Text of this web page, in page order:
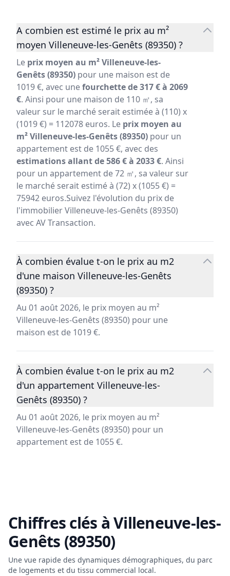
A combien est estimé le prix au m²
moyen Villeneuve-les-Genêts (89350) ?
Le prix moyen au m² Villeneuve-les-
Genêts (89350) pour une maison est de
1019 €, avec unefourchette de 317 € à 2069
€. Ainsi pour une maison de 110 ㎡, sa
valeur sur le marché serait estimée à (110) x
(1019 €) = 112078 euros. Le prix moyen au
m² Villeneuve-les-Genêts (89350) pour un
appartement est de 1055 €, avec des
estimations allant de 586 € à 2033 €. Ainsi
pour un appartement de 72 ㎡, sa valeur sur
le marché serait estimé à (72) x (1055 €) =
75942 euros.Suivez l'évolution du prix de
l'immobilier Villeneuve-les-Genêts (89350)
avec AV Transaction.
À combien évalue t-on le prix au m2
d'une maison Villeneuve-les-Genêts
(89350) ?
Au 01 août 2026, le prix moyen au m²
Villeneuve-les-Genêts (89350) pour une
maison est de 1019 €.
À combien évalue t-on le prix au m2
d'un appartement Villeneuve-les-
Genêts (89350) ?
Au 01 août 2026, le prix moyen au m²
Villeneuve-les-Genêts (89350) pour un
appartement est de 1055 €.
Chiffres clés àVilleneuve-les-
Genêts (89350)
Une vue rapide des dynamiques démographiques, du parc
de logements et du tissu commercial local.